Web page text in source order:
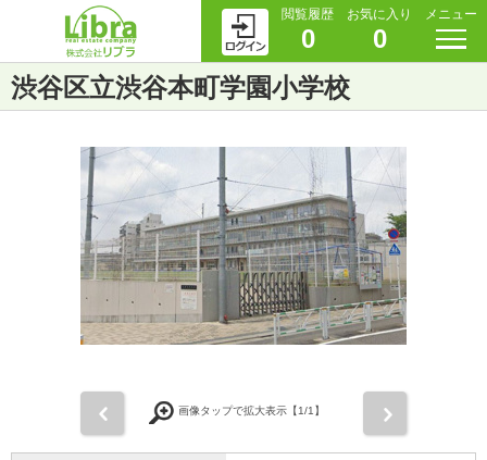
閲覧履歴
0
お気に入り
0
メニュー
渋谷区立渋谷本町学園小学校
画像タップで拡大表示【1/1】